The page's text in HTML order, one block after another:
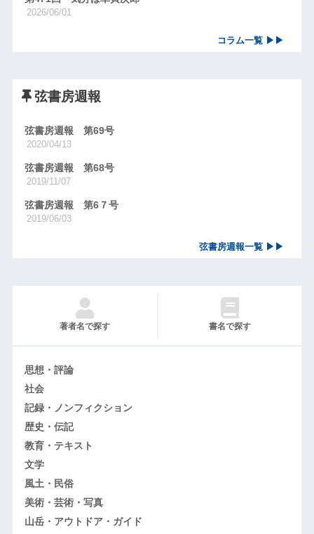
2026/06/01
コラム一覧 ▶▶
弦書房週報
弦書房週報 第69号
2020/04/13
弦書房週報 第68号
2019/11/07
弦書房週報 第6７号
2019/06/03
弦書房週報一覧 ▶▶
著者名で探す 書名で探す
思想・評論
社会
記録・ノンフィクション
歴史・伝記
教育・テキスト
文学
風土・民俗
美術・芸術・写真
山岳・アウトドア・ガイド